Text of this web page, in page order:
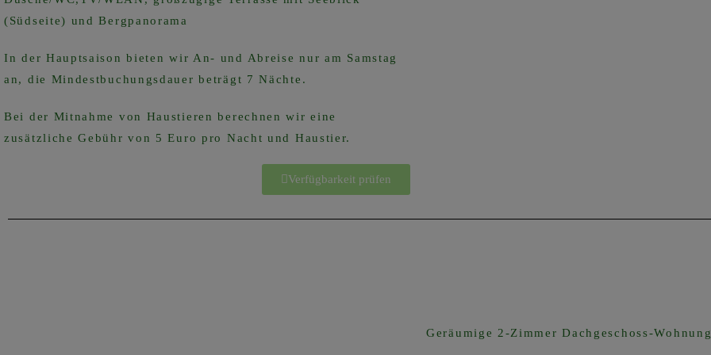
(Südseite) und Bergpanorama
In der Hauptsaison bieten wir An- und Abreise nur am Samstag
an, die Mindestbuchungsdauer beträgt 7 Nächte.
Bei der Mitnahme von Haustieren berechnen wir eine
zusätzliche Gebühr von 5 Euro pro Nacht und Haustier.
Verfügbarkeit prüfen
Geräumige 2-Zimmer Dachgeschoss-